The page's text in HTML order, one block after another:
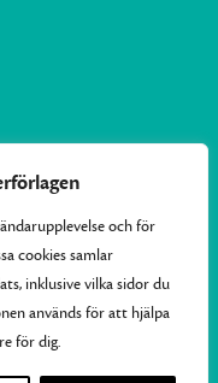
och för
cookies samlar
inklusive vilka sidor du
används för att hjälpa
för dig.